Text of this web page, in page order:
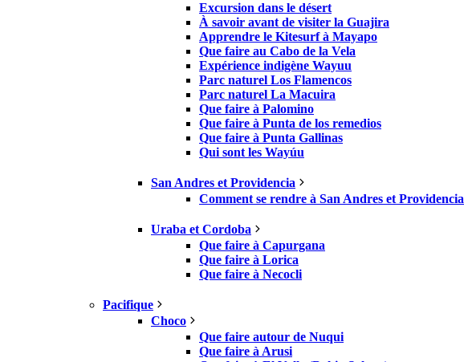
Excursion dans le désert
À savoir avant de visiter la Guajira
Apprendre le Kitesurf à Mayapo
Que faire au Cabo de la Vela
Expérience indigène Wayuu
Parc naturel Los Flamencos
Parc naturel La Macuira
Que faire à Palomino
Que faire à Punta de los remedios
Que faire à Punta Gallinas
Qui sont les Wayúu
San Andres et Providencia
Comment se rendre à San Andres et Providencia
Uraba et Cordoba
Que faire à Capurgana
Que faire à Lorica
Que faire à Necocli
Pacifique
Choco
Que faire autour de Nuqui
Que faire à Arusi